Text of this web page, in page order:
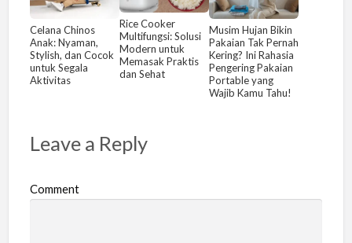
Celana Chinos
Anak: Nyaman,
Stylish, dan Cocok
untuk Segala
Aktivitas
Rice Cooker
Multifungsi: Solusi
Modern untuk
Memasak Praktis
dan Sehat
Musim Hujan Bikin
Pakaian Tak Pernah
Kering? Ini Rahasia
Pengering Pakaian
Portable yang
Wajib Kamu Tahu!
Leave a Reply
Comment